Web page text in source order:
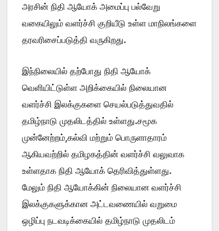
அரசின் நிதி ஆயோக் அமைப்பு பல்வேறு
வகையிலும் வளர்ச்சி குறியீடு உள்ள மாநிலங்களை
தரவரிசைப்படுத்தி வருகிறது.
இந்நிலையில் தற்போது நிதி ஆயோக்
வெளியிட்டுள்ள அறிக்கையில் நிலையான
வளர்ச்சி இலக்குகளை செயல்படுத்துவதில்
தமிழ்நாடு முதலிடத்தில் உள்ளது.சமூக
முன்னேற்றம்,கல்வி மற்றும் பொருளாதாரம்
ஆகியவற்றில் தமிழகத்தின் வளர்ச்சி வலுவாக
உள்ளதாக நிதி ஆயோக் தெரிவித்துள்ளது.
மேலும் நிதி ஆயோக்கின் நிலையான வளர்ச்சி
இலக்குகளுக்கான அட்டவணையில் வறுமை
ஒழிப்பு நடவடிக்கையில் தமிழ்நாடு முதலிடம்